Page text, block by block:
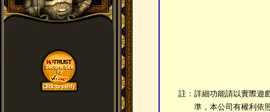
註：詳細功能請以實際遊
準，本公司有權利依